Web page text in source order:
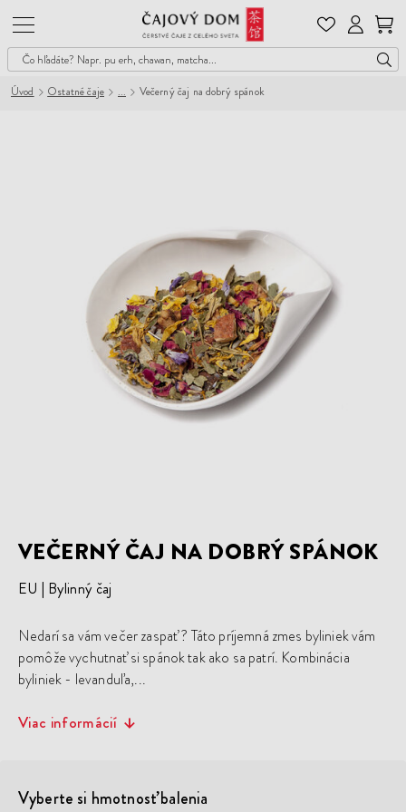
Čajový
Dom
Úvod Ostatné čaje Večerný čaj na dobrý spánok
VEČERNÝ ČAJ NA DOBRÝ SPÁNOK
EU Bylinný čaj
Nedarí sa vám večer zaspať ? Táto príjemná zmes byliniek vám
pomôže vychutnať si spánok tak ako sa patrí. Kombinácia
byliniek - levanduľa,...
Viac informácií
Vyberte si hmotnosť balenia